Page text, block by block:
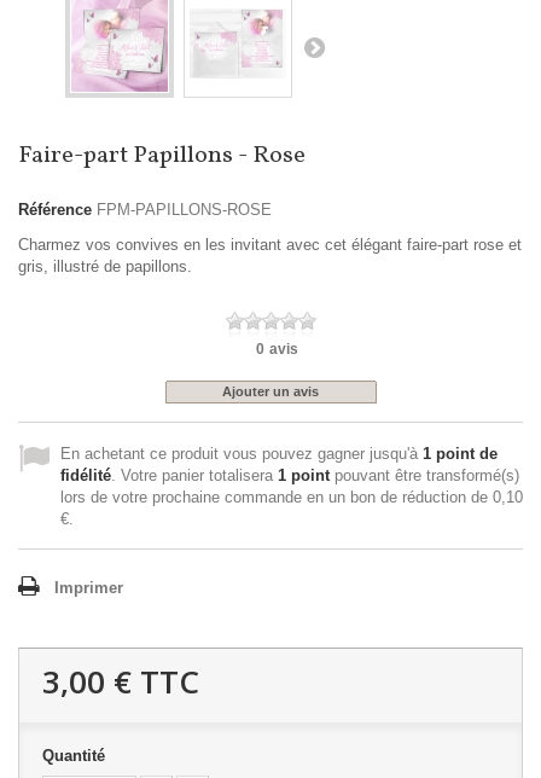
Faire-part Papillons - Rose
Référence FPM-PAPILLONS-ROSE
Charmez vos convives en les invitant avec cet élégant faire-part rose et
gris, illustré de papillons.
0 avis
Ajouter un avis
En achetant ce produit vous pouvez gagner jusqu'à 1 point de
fidélité. Votre panier totalisera 1 pointpouvant être transformé(s)
lors de votre prochaine commande en un bon de réduction de 0,10
€.
Imprimer
3,00 € TTC
Quantité